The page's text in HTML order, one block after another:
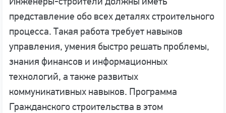
представление обо всех деталях строительного
процесса. Такая работа требует навыков
управления, умения быстро решать проблемы,
знания финансов и информационных
технологий, а также развитых
коммуникативных навыков. Программа
Гражданского строительства в этом